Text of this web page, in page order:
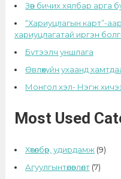
Зөв бичих хялбар арга
“Хариуцлагын карт”-
хариуцлагатай иргэн
Бүтээлч уншлага
Өвлөхүйн ухаанд
Монгол хэл- Нэгж
Most Used
Хөтөлбөр, удирдамж(9)
Агуулгынтөлөвлөлт(7)